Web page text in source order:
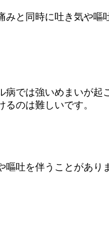
と同時に吐き気や嘔
では強いめまいが
のは難しいです。
吐を伴うことがあ